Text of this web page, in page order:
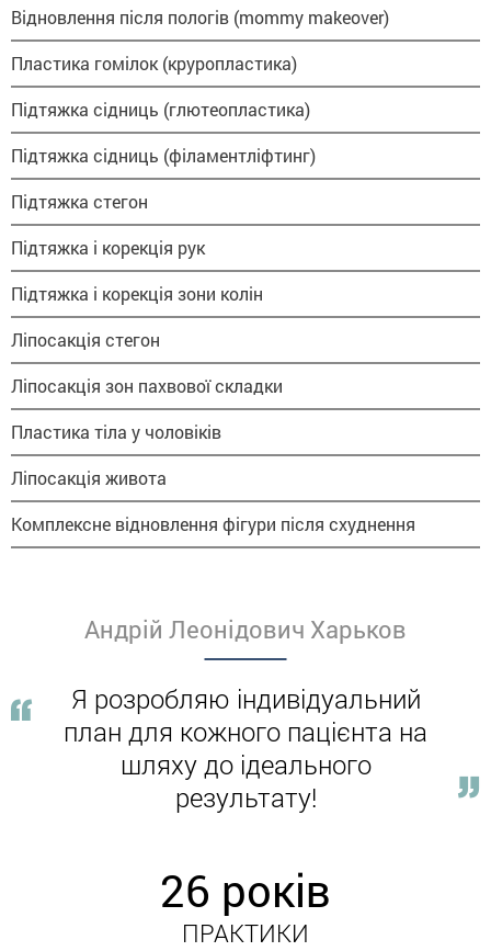
Відновлення після пологів (mommy makeover)
Пластика гомілок (круропластика)
Підтяжка сідниць (глютеопластика)
Підтяжка сідниць (філаментліфтинг)
Підтяжка стегон
Підтяжка і корекція рук
Підтяжка і корекція зони колін
Ліпосакція стегон
Ліпосакція зон пахвової складки
Пластика тіла у чоловіків
Ліпосакція живота
Комплексне відновлення фігури після схуднення
Андрій Леонідович Харьков
Я розробляю індивідуальний
план для кожного пацієнта на
шляху до ідеального
результату!
26 років
ПРАКТИКИ